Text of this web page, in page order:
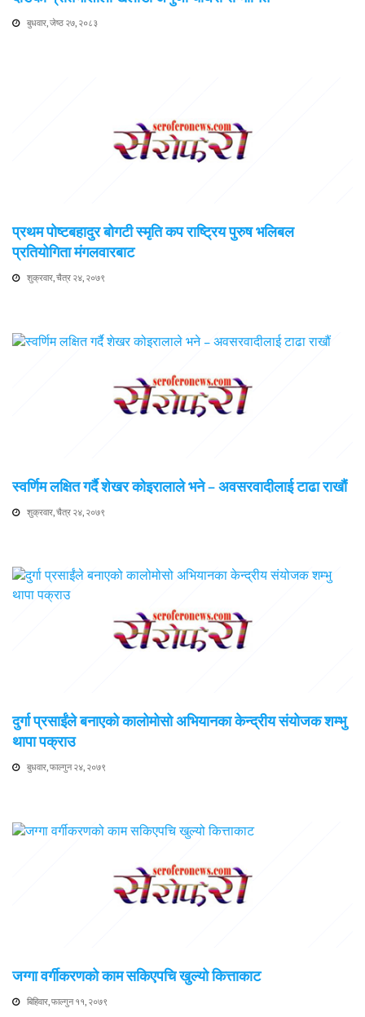
बुधवार, जेष्ठ २७, २०८३
प्रथम पोष्टबहादुर बोगटी स्मृति कप राष्ट्रिय पुरुष भलिबल
प्रतियोगिता मंगलवारबाट
शुक्रवार, चैत्र २४, २०७९
स्वर्णिम लक्षित गर्दै शेखर कोइरालाले भने – अवसरवादीलाई टाढा राखौं
शुक्रवार, चैत्र २४, २०७९
दुर्गा प्रसाईंले बनाएको कालोमोसो अभियानका केन्द्रीय संयोजक शम्भु
थापा पक्राउ
बुधवार, फाल्गुन २४, २०७९
जग्गा वर्गीकरणको काम सकिएपचि खुल्यो कित्ताकाट
बिहिवार, फाल्गुन ११, २०७९